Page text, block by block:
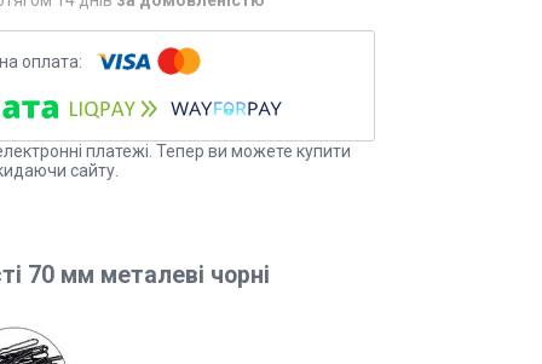
платежі. Тепер ви можете купити
сайту.
70 мм металеві чорні